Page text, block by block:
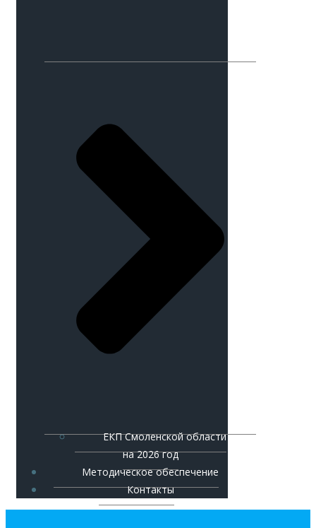
ЕКП Смоленской области
на 2026 год
Методическое обеспечение
Контакты